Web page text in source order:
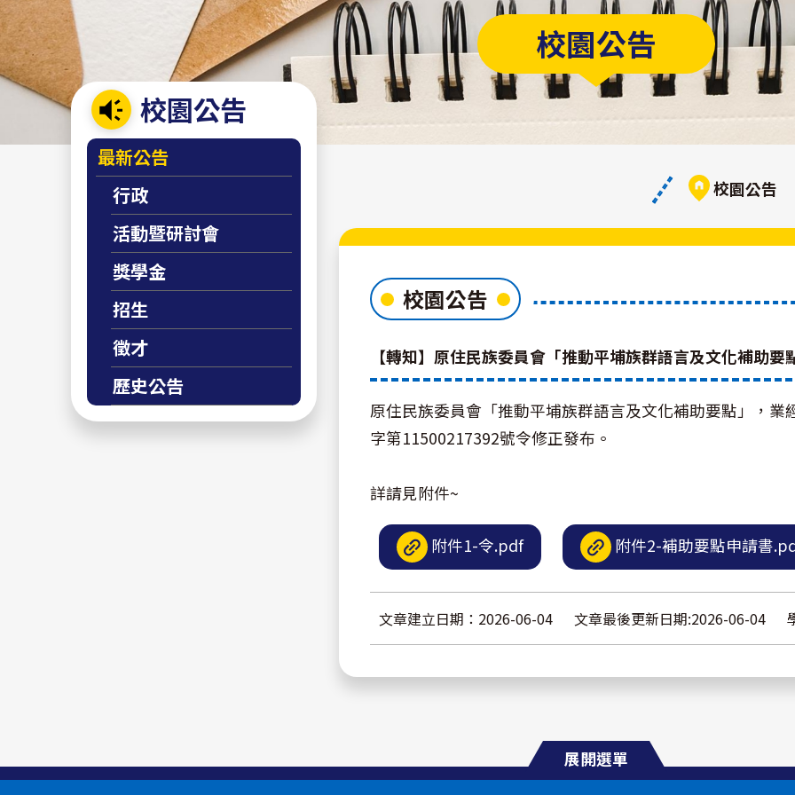
校園公告
校園公告
最新公告
行政
活動暨研討會
獎學金
招生
徵才
歷史公告
校園公告
校園公告
【轉知】原住民族委員會「推動平埔族群語言及文化補助要
原住民族委員會「推動平埔族群語言及文化補助要點」，
字第11500217392號令修正發布。
詳請見附件~
附件1-令.pdf 附件2-補助要點申請書
文章建立日期：2026-06-04 文章最後更新日期:2026-06-04
展開選單